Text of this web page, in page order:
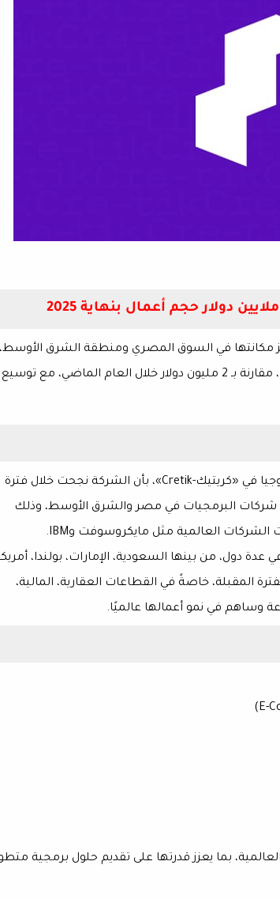
مكانتها في السوق المصري ومنطقة الشرق
بنهاية عام 2025، مقارنة بـ 2 مليون دولار خلال العام الماضي، مع توسيع
، الشريك ورئيس قطاع التكنولوجيا في «كريتيك-Cretik»، بأن الشركة نجحت خلال فترة
البرمجيات في مصر والشرق الأوسط، وذلك
الشركات العالمية مثل مايكروسوفت وIBM
.
عدة دول، من بينها السعودية، الإمارات، بولندا،
المقبلة، خاصةً في القطاعات العقارية، المالية،
وساهم في نمو أعمالها عالميًا.
بما يعزز قدرتها على تقديم حلول برمجية